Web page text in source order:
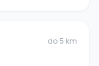
do 5 km